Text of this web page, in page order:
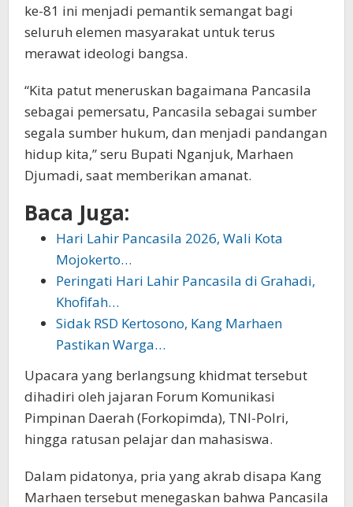
ke-81 ini menjadi pemantik semangat bagi
seluruh elemen masyarakat untuk terus
merawat ideologi bangsa.
“Kita patut meneruskan bagaimana Pancasila
sebagai pemersatu, Pancasila sebagai sumber
segala sumber hukum, dan menjadi pandangan
hidup kita,” seru Bupati Nganjuk, Marhaen
Djumadi, saat memberikan amanat.
Baca Juga:
Hari Lahir Pancasila 2026, Wali Kota
Mojokerto…
Peringati Hari Lahir Pancasila di Grahadi,
Khofifah…
Sidak RSD Kertosono, Kang Marhaen
Pastikan Warga…
Upacara yang berlangsung khidmat tersebut
dihadiri oleh jajaran Forum Komunikasi
Pimpinan Daerah (Forkopimda), TNI-Polri,
hingga ratusan pelajar dan mahasiswa.
Dalam pidatonya, pria yang akrab disapa Kang
Marhaen tersebut menegaskan bahwa Pancasila